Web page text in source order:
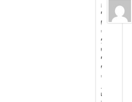
ג
י
ו
ר
א
פ
י
ש
ר
1
ב